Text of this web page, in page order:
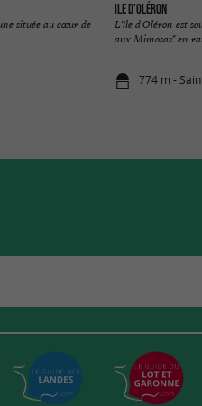
située au cœur de
Ile d’Oléron
L'île d'Oléron est
aux Mimosas" en
774 m -